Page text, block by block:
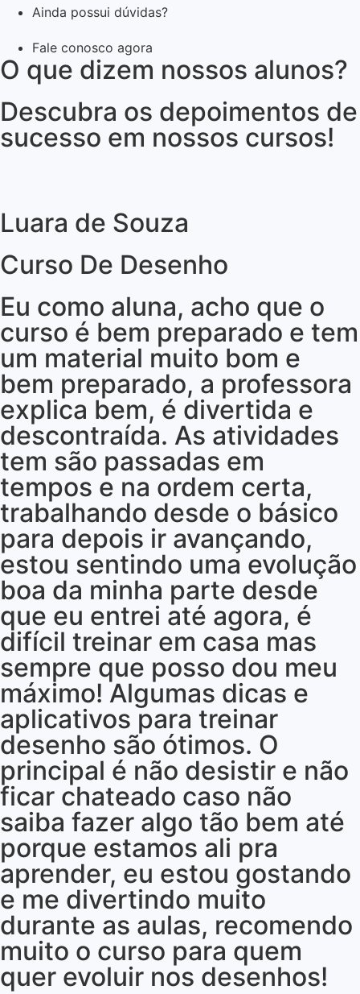
Ainda possui dúvidas?
Fale conosco agora
O que dizem nossos alunos?
Descubra os depoimentos de
sucesso em nossos cursos!
Luara de Souza
Curso De Desenho
Eu como aluna, acho que o
curso é bem preparado e tem
um material muito bom e
bem preparado, a professora
explica bem, é divertida e
descontraída. As atividades
tem são passadas em
tempos e na ordem certa,
trabalhando desde o básico
para depois ir avançando,
estou sentindo uma evolução
boa da minha parte desde
que eu entrei até agora, é
difícil treinar em casa mas
sempre que posso dou meu
máximo! Algumas dicas e
aplicativos para treinar
desenho são ótimos. O
principal é não desistir e não
ficar chateado caso não
saiba fazer algo tão bem até
porque estamos ali pra
aprender, eu estou gostando
e me divertindo muito
durante as aulas, recomendo
muito o curso para quem
quer evoluir nos desenhos!